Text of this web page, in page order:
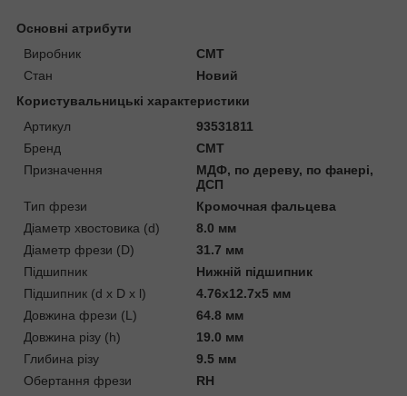
Основні атрибути
Виробник
CMT
Стан
Новий
Користувальницькі характеристики
Артикул
93531811
Бренд
CMT
Призначення
МДФ, по дереву, по фанері,
ДСП
Тип фрези
Кромочная фальцева
Діаметр хвостовика (d)
8.0 мм
Діаметр фрези (D)
31.7 мм
Підшипник
Нижній підшипник
Підшипник (d x D x l)
4.76x12.7x5 мм
Довжина фрези (L)
64.8 мм
Довжина різу (h)
19.0 мм
Глибина різу
9.5 мм
Обертання фрези
RH